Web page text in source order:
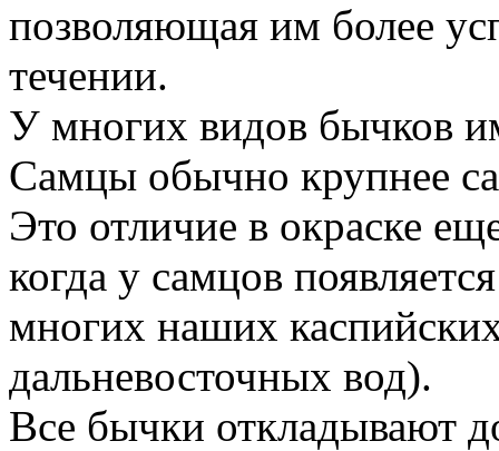
позволяющая им более
течении.
У многих видов бычков
Самцы обычно крупнее
Это отличие в окраске
когда у самцов
многих наших
дальневосточных вод).
Все бычки откладывают